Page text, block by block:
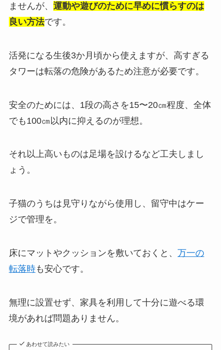
ませんが、 運動や遊びのために早めに慣らすのは
良い方法です。
活発になる生後3か月頃から使えますが、高すぎる
タワーは転落の危険があるため注意が必要です。
安全のためには、1段の高さを15〜20㎝程度、全体
でも100㎝以内に抑えるのが理想。
それ以上高いものは足場を設けるなど工夫しまし
ょう。
子猫のうちは見守りながら使用し、留守中はケー
ジで管理を。
床にマットやクッションを敷いておくと、 万一の
転落時も安心です。
無理に設置せず、家具を利用して十分に遊べる環
境があれば問題ありません。
あわせて読みたい